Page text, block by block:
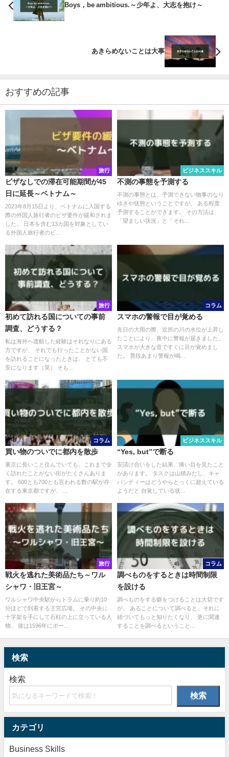
Boys，be ambitious.～少年よ、大志を抱け～
あきらめないことは大事
おすすめの記事
旅行
ビザなしでの滞在可能期間が45
日に延長～ベトナム～
2023年8月15日より、ベトナムに入国する
際の外国人旅行者のビザ要件が緩和されま
した。 日本を含む13カ国を対象としてい
る外国人旅行者のビ...
ビジネススキル
不測の事態を予測する
不測の事態とは、予測できない物事のなり
ゆきや状態ということですが、 ある程度
予測することができます。 その方法は、
「望ましい状況」と「それ...
旅行
初めて訪れる国についての事前
調査、どうする？
私は海外へ渡航した経験はそれなりにある
方ですが、 それでも行ったことがない国
を訪れることになったときは、 とても不
安になります（笑） そも...
コラム
スマホの警報で目が覚める
先日の大雨の際、近所の川の水位が上昇し
たことにより、夜中に警報が届きました。
スマホが大きな音ですぐに目が覚めまし
た。 普段あまり警報が鳴...
コラム
買い物のついでに都内を散歩
東京に長いこと住んでいても、これまで全
く訪れたことがない街がたくさんありま
す。 600とも700とも言われる数の駅が存
在する東京都ですが、 ...
ビジネススキル
“Yes, but”で断る
安請け合いをした結果、痛い目を見たこと
があります。 タスクは山積みだし、キャ
パシティーはどうやらとっくに超えている
ようだと 自覚している状...
旅行
戦火を逃れた美術品たち～ワル
シャワ・旧王宮～
ワルシャワ中央駅からトラムに乗り約10
分ほどで到着する王宮広場。 その中央に
十字架を手にして石柱の上に立っている人
物、 彼は1596年にポー...
コラム
調べものをするときは時間制限
を設ける
調べものをする癖をつけることは大切です
が、 あることについて調べると、それに
紐づいてもっと知りたくなり、 更に関連
することを調べるということ...
検索
検索
検索
カテゴリ
Business Skills